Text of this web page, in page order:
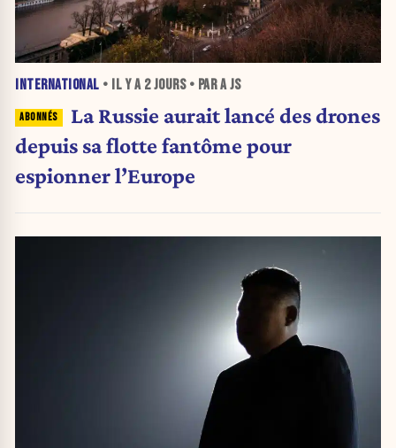
INTERNATIONAL • IL Y A 2 JOURS• PAR A JS
La Russie aurait lancé des drones
depuis sa flotte fantôme pour
espionner l’Europe